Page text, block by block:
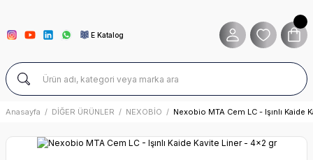
E Katalog
Anasayfa DİĞER ÜRÜNLER NEXOBİO Nexobio MTA Cem LC - Işınlı Kaide